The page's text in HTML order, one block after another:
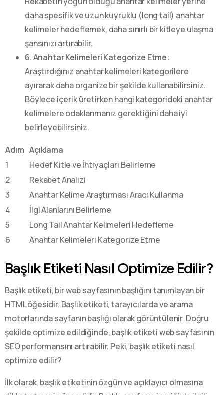
daha spesifik ve uzun kuyruklu (long tail) anahtar
kelimeler hedeflemek, daha sınırlı bir kitleye ulaşma
şansınızı artırabilir.
6. Anahtar Kelimeleri Kategorize Etme:
Araştırdığınız anahtar kelimeleri kategorilere
ayırarak daha organize bir şekilde kullanabilirsiniz.
Böylece içerik üretirken hangi kategorideki anahtar
kelimelere odaklanmanız gerektiğini daha iyi
belirleyebilirsiniz.
Adım Açıklama
1
Hedef Kitle ve İhtiyaçları Belirleme
2
Rekabet Analizi
3
Anahtar Kelime Araştırması Aracı Kullanma
4
İlgi Alanlarını Belirleme
5
Long Tail Anahtar Kelimeleri Hedefleme
6
Anahtar Kelimeleri Kategorize Etme
Başlık Etiketi Nasıl Optimize Edilir?
Başlık etiketi, bir web sayfasının başlığını tanımlayan bir
HTML öğesidir. Başlık etiketi, tarayıcılarda ve arama
motorlarında sayfanın başlığı olarak görüntülenir. Doğru
şekilde optimize edildiğinde, başlık etiketi web sayfasının
SEO performansını artırabilir. Peki, başlık etiketi nasıl
optimize edilir?
İlk olarak, başlık etiketinin özgün ve açıklayıcı olmasına